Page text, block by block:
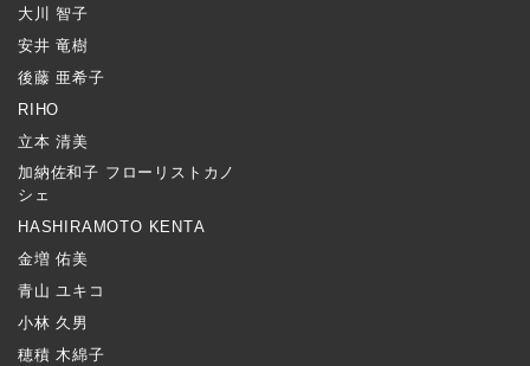
大川 智子
安井 竜樹
後藤 亜希子
RIHO
立本 清美
加納佐和子 フローリストカノ
シェ
HASHIRAMOTO KENTA
金増 佑美
青山 ユキコ
小林 久男
穂積 木綿子